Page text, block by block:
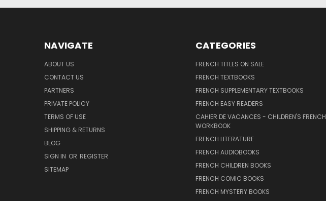
NAVIGATE
ABOUT US
CONTACT US
PARTNERS
PRIVATE POLICY
TERMS OF USE
SHIPPING & RETURNS
BLOG
SIGN IN OR REGISTER
SITEMAP
CATEGORIES
FRENCH TITLES ON SALE
FRENCH TEXTBOOKS
FRENCH SUPPLEMENTARY TEXTBOOKS
FRENCH EASY READERS
CAHIER DE VACANCES - CHILDREN'S FRENCH
WORKBOOK
FRENCH LITERATURE
FRENCH AUDIOBOOKS
FRENCH CHILDREN BOOKS
FRENCH COMIC BOOKS
FRENCH MYSTERY BOOKS